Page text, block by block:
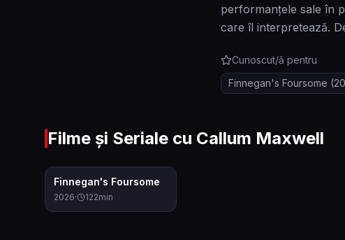
performanțele sale în
care îl interpretează.
Cunoscut/ă pentru
Finnegan's Foursome
Filme și Seriale cu Callum Maxwell
9.0
Finnegan's Foursome
2026· 122min